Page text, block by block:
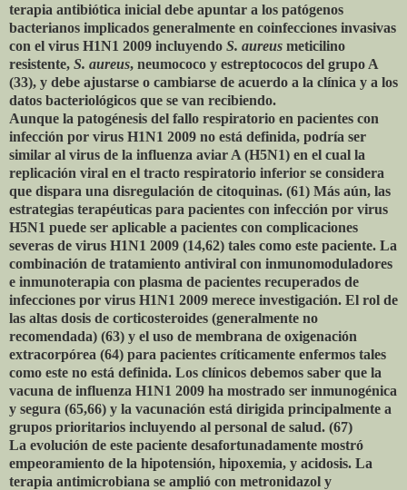
terapia antibiótica inicial debe apuntar a los patógenos
bacterianos implicados generalmente en coinfecciones invasivas
con el virus H1N1 2009 incluyendo S. aureus meticilino
resistente, S. aureus, neumococo y estreptococos del grupo A
(33), y debe ajustarse o cambiarse de acuerdo a la clínica y a los
datos bacteriológicos que se van recibiendo.
Aunque la patogénesis del fallo respiratorio en pacientes con
infección por virus H1N1 2009 no está definida, podría ser
similar al virus de la influenza aviar A (H5N1) en el cual la
replicación viral en el tracto respiratorio inferior se considera
que dispara una disregulación de citoquinas. (61) Más aún, las
estrategias terapéuticas para pacientes con infección por virus
H5N1 puede ser aplicable a pacientes con complicaciones
severas de virus H1N1 2009 (14,62) tales como este paciente. La
combinación de tratamiento antiviral con inmunomoduladores
e inmunoterapia con plasma de pacientes recuperados de
infecciones por virus H1N1 2009 merece investigación. El rol de
las altas dosis de corticosteroides (generalmente no
recomendada) (63) y el uso de membrana de oxigenación
extracorpórea (64) para pacientes críticamente enfermos tales
como este no está definida. Los clínicos debemos saber que la
vacuna de influenza H1N1 2009 ha mostrado ser inmunogénica
y segura (65,66) y la vacunación está dirigida principalmente a
grupos prioritarios incluyendo al personal de salud. (67)
La evolución de este paciente desafortunadamente mostró
empeoramiento de la hipotensión, hipoxemia, y acidosis. La
terapia antimicrobiana se amplió con metronidazol y